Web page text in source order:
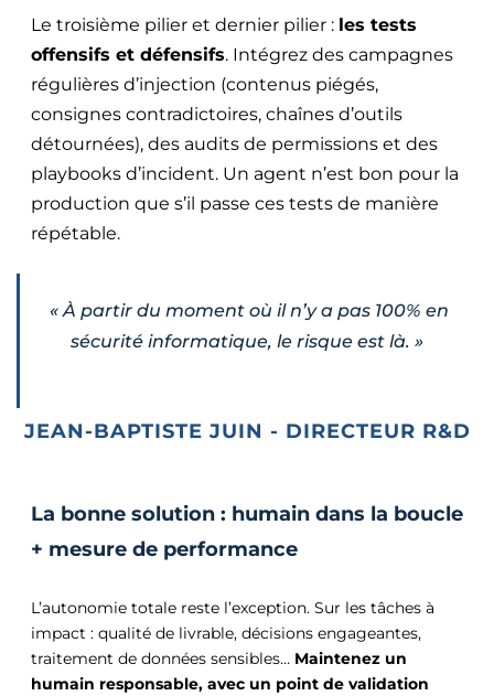
Le troisième pilier et dernier pilier : les tests
offensifs et défensifs. Intégrez des campagnes
régulières d’injection (contenus piégés,
consignes contradictoires, chaînes d’outils
détournées), des audits de permissions et des
playbooks d’incident. Un agent n’est bon pour la
production que s’il passe ces tests de manière
répétable.
«À partir du moment où il n’y a pas 100% en
sécurité informatique, le risque est là. »
JEAN-BAPTISTE JUIN - DIRECTEUR R&D
La bonne solution : humain dans la boucle
+ mesure de performance
L’autonomie totale reste l’exception. Sur les tâches à
impact : qualité de livrable, décisions engageantes,
traitement de données sensibles… Maintenez un
humain responsable, avec un point de validation